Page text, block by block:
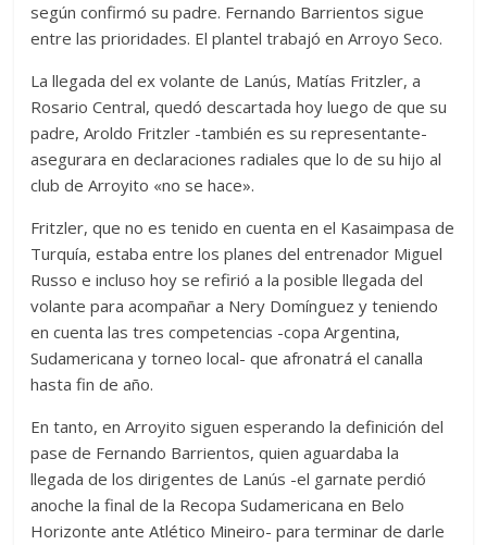
según confirmó su padre. Fernando Barrientos sigue
entre las prioridades. El plantel trabajó en Arroyo Seco.
La llegada del ex volante de Lanús, Matías Fritzler, a
Rosario Central, quedó descartada hoy luego de que su
padre, Aroldo Fritzler -también es su representante-
asegurara en declaraciones radiales que lo de su hijo al
club de Arroyito «no se hace».
Fritzler, que no es tenido en cuenta en el Kasaimpasa de
Turquía, estaba entre los planes del entrenador Miguel
Russo e incluso hoy se refirió a la posible llegada del
volante para acompañar a Nery Domínguez y teniendo
en cuenta las tres competencias -copa Argentina,
Sudamericana y torneo local- que afronatrá el canalla
hasta fin de año.
En tanto, en Arroyito siguen esperando la definición del
pase de Fernando Barrientos, quien aguardaba la
llegada de los dirigentes de Lanús -el garnate perdió
anoche la final de la Recopa Sudamericana en Belo
Horizonte ante Atlético Mineiro- para terminar de darle